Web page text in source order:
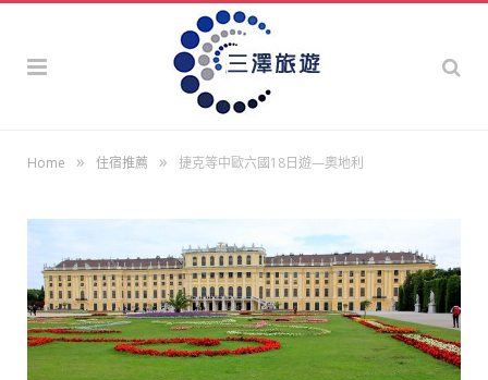
Home » 住宿推薦 » 捷克等中歐六國18日遊—奧地利